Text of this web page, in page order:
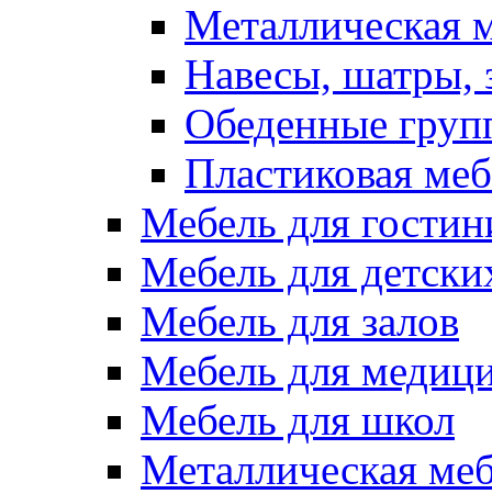
Металлическая
Навесы, шатры,
Обеденные
Пластиковая
Мебель для
Мебель для
Мебель для залов
Мебель для
Мебель для школ
Металлическая